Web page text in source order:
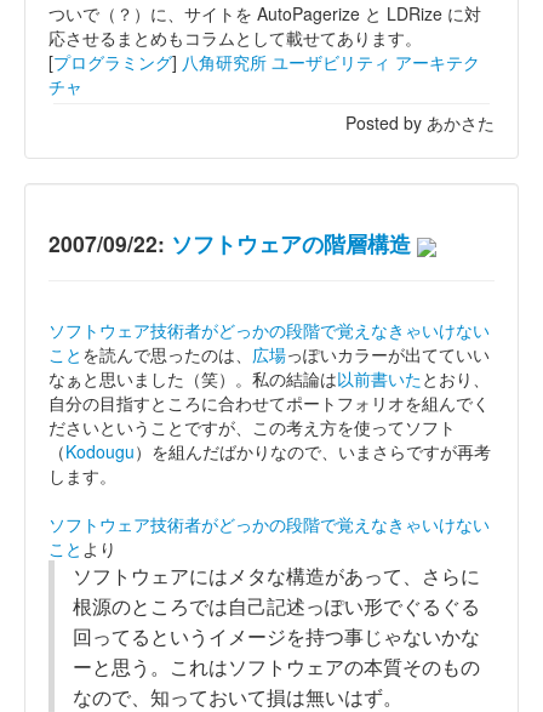
ついで（？）に、サイトを AutoPagerize と LDRize に対
応させるまとめもコラムとして載せてあります。
[プログラミング] 八角研究所 ユーザビリティ アーキテク
チャ
Posted by あかさた
2007/09/22: ソフトウェアの階層構造
ソフトウェア技術者がどっかの段階で覚えなきゃいけない
こと を読んで思ったのは、 広場っぽいカラーが出てていい
なぁと思いました（笑）。私の結論は以前書いたとおり、
自分の目指すところに合わせてポートフォリオを組んでく
ださいということですが、この考え方を使ってソフト
（Kodougu）を組んだばかりなので、いまさらですが再考
します。
ソフトウェア技術者がどっかの段階で覚えなきゃいけない
こと より
ソフトウェアにはメタな構造があって、さらに
根源のところでは自己記述っぽい形でぐるぐる
回ってるというイメージを持つ事じゃないかな
ーと思う。これはソフトウェアの本質そのもの
なので、知っておいて損は無いはず。